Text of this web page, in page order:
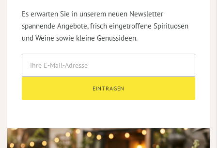
Es erwarten Sie in unserem neuen Newsletter
spannende Angebote, frisch eingetroffene Spirituosen
und Weine sowie kleine Genussideen.
EINTRAGEN